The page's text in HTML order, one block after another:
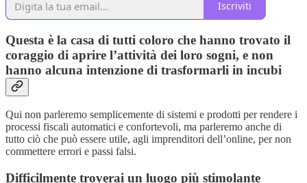
Iscriviti
Questa è la casa di tutti coloro che hanno trovato il
coraggio di aprire l’attività dei loro sogni, e non
hanno alcuna intenzione di trasformarli in incubi
Qui non parleremo semplicemente di sistemi e prodotti per rendere i
processi fiscali automatici e confortevoli, ma parleremo anche di
tutto ciò che può essere utile, agli imprenditori dell’online, per non
commettere errori e passi falsi.
Difficilmente troverai un luogo più stimolante